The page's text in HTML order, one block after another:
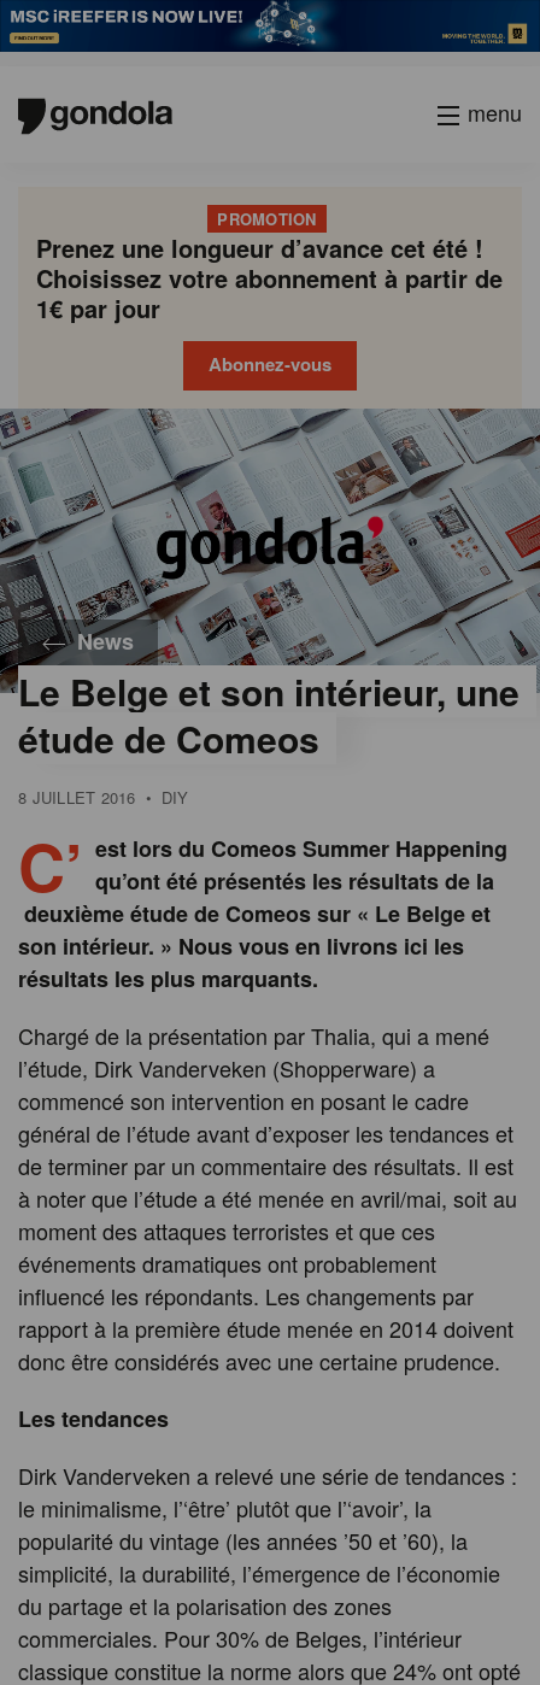
menu
PROMOTION
Prenez une longueur d’avance cet été !
Choisissez votre abonnement à partir de
1€ par jour
Abonnez-vous
News
Le Belge et son intérieur, une
étude de Comeos
8 JUILLET 2016 • DIY
C’ est lors du Comeos Summer Happening
qu’ont été présentés les résultats de la
deuxième étude de Comeos sur « Le Belge et
son intérieur. » Nous vous en livrons ici les
résultats les plus marquants.
Chargé de la présentation par Thalia, qui a mené
l’étude, Dirk Vanderveken (Shopperware) a
commencé son intervention en posant le cadre
général de l’étude avant d’exposer les tendances et
de terminer par un commentaire des résultats. Il est
à noter que l’étude a été menée en avril/mai, soit au
moment des attaques terroristes et que ces
événements dramatiques ont probablement
influencé les répondants. Les changements par
rapport à la première étude menée en 2014 doivent
donc être considérés avec une certaine prudence.
Les tendances
Dirk Vanderveken a relevé une série de tendances :
le minimalisme, l’‘être’ plutôt que l’‘avoir’, la
popularité du vintage (les années ’50 et ’60), la
simplicité, la durabilité, l’émergence de l’économie
du partage et la polarisation des zones
commerciales. Pour 30% de Belges, l’intérieur
classique constitue la norme alors que 24% ont opté
Gondola
academy
Gondola
society